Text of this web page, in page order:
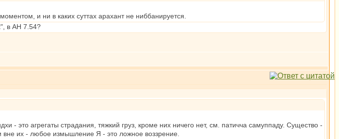
и ни в каких суттах арахант не ниббанируется.
в АН 7.54?
- это агрегаты страдания, тяжкий груз, кроме них ничего нет, см. патичча самуппаду. Существо -
вне их - любое измышление Я - это ложное воззрение.